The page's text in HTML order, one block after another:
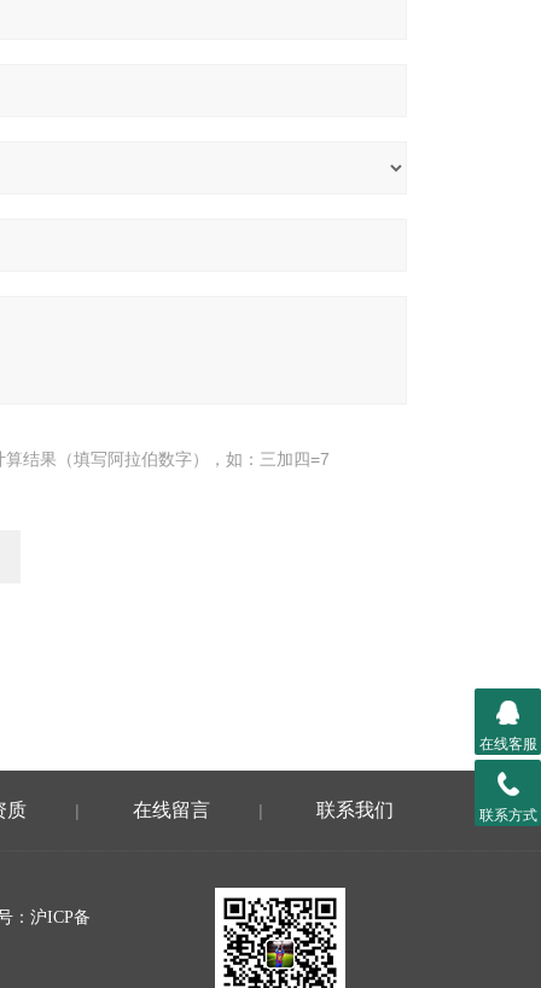
算结果（填写阿拉伯数字），如：三加四=7
质 | 在线留言 | 联系我们
： 沪ICP备
在线客服
联系方式